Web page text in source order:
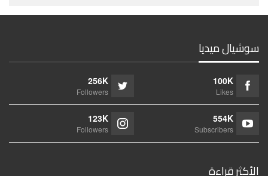
سوشيال ميديا
100K
Likes
256K
Followers
554K
Subscribers
123K
Followers
الأكثر قراءة